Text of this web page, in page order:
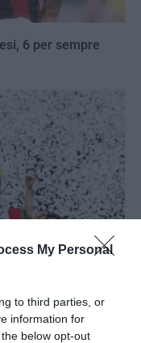
My Personal
to third parties, or
information for
below opt-out
6 per sempre
del mondo